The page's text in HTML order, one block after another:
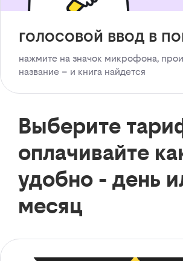
голосовой ввод в
нажмите на значок микрофона,
название – и книга найдется
Выберите
оплачивайте
удобно - день
месяц